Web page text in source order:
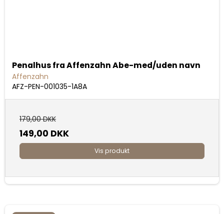
Penalhus fra Affenzahn Abe-med/uden navn
Affenzahn
AFZ-PEN-001035-1A8A
179,00 DKK
149,00 DKK
Vis produkt